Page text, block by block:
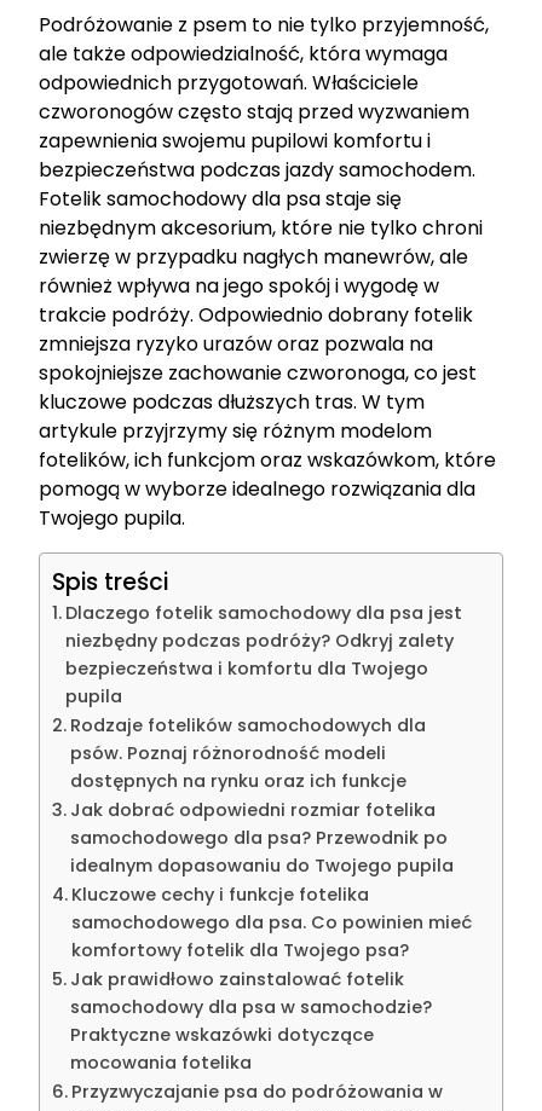
Podróżowanie z psem to nie tylko przyjemność,
ale także odpowiedzialność, która wymaga
odpowiednich przygotowań. Właściciele
czworonogów często stają przed wyzwaniem
zapewnienia swojemu pupilowi komfortu i
bezpieczeństwa podczas jazdy samochodem.
Fotelik samochodowy dla psa staje się
niezbędnym akcesorium, które nie tylko chroni
zwierzę w przypadku nagłych manewrów, ale
również wpływa na jego spokój i wygodę w
trakcie podróży. Odpowiednio dobrany fotelik
zmniejsza ryzyko urazów oraz pozwala na
spokojniejsze zachowanie czworonoga, co jest
kluczowe podczas dłuższych tras. W tym
artykule przyjrzymy się różnym modelom
fotelików, ich funkcjom oraz wskazówkom, które
pomogą w wyborze idealnego rozwiązania dla
Twojego pupila.
Spis treści
Dlaczego fotelik samochodowy dla psa jest
niezbędny podczas podróży? Odkryj zalety
bezpieczeństwa i komfortu dla Twojego
pupila
Rodzaje fotelików samochodowych dla
psów. Poznaj różnorodność modeli
dostępnych na rynku oraz ich funkcje
Jak dobrać odpowiedni rozmiar fotelika
samochodowego dla psa? Przewodnik po
idealnym dopasowaniu do Twojego pupila
Kluczowe cechy i funkcje fotelika
samochodowego dla psa. Co powinien mieć
komfortowy fotelik dla Twojego psa?
Jak prawidłowo zainstalować fotelik
samochodowy dla psa w samochodzie?
Praktyczne wskazówki dotyczące
mocowania fotelika
Przyzwyczajanie psa do podróżowania w